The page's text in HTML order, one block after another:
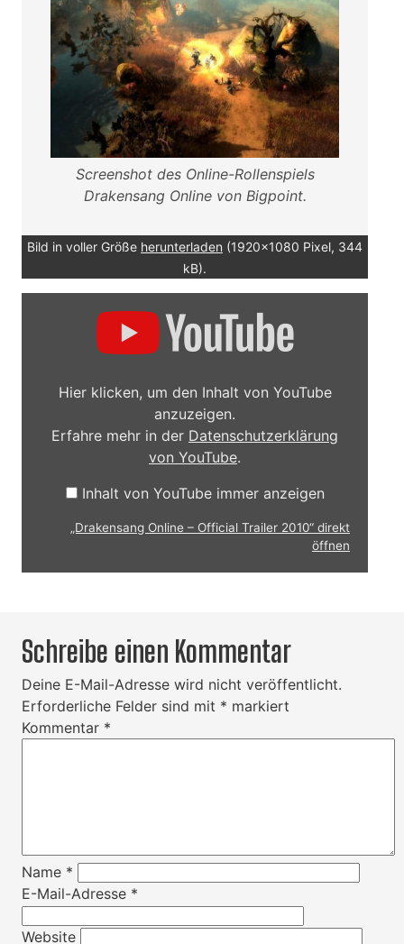
Screenshot des Online-Rollenspiels
Drakensang Online von Bigpoint.
Bild in voller Größe herunterladen (1920x1080 Pixel, 344
kB).
YouTubeHier klicken, um den Inhalt von YouTube
anzuzeigen.
Erfahre mehr in der Datenschutzerklärung
von YouTube.
Inhalt von YouTube immer anzeigen
„Drakensang Online – Official Trailer 2010“ direkt
öffnen
Schreibe einen Kommentar
Deine E-Mail-Adresse wird nicht veröffentlicht.
Erforderliche Felder sind mit * markiert
Kommentar *
Name *
E-Mail-Adresse *
Website